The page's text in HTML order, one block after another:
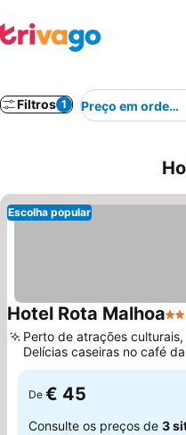
Filtros 1 Preço em ordem
Escolha popular
Hotel Rota Malhoa2
Perto de atrações culturais,
Delícias caseiras no café da
manhã
De € 45
Consulte os preços de 3